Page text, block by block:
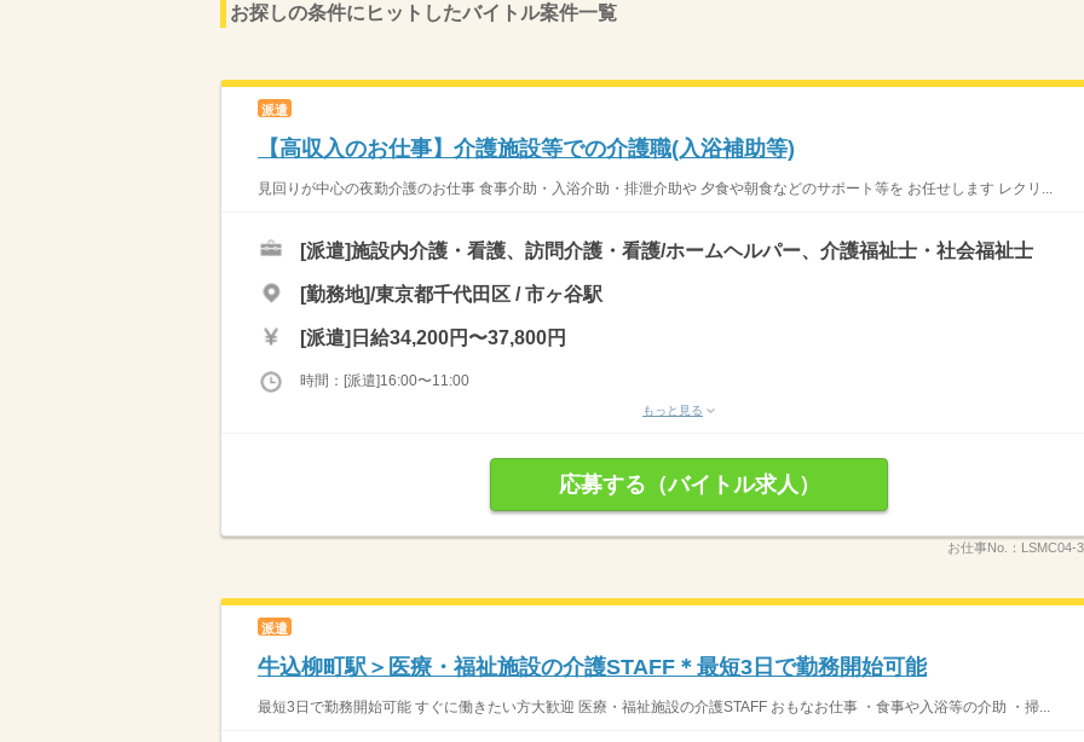
お探しの条件にヒットしたバイトル案件一覧
派遣
【高収入のお仕事】介護施設等での介護職(入浴補助等)
見回りが中心の夜勤介護のお仕事 食事介助・入浴介助・排泄介助や 夕食や朝食などのサポート等を お任せします レクリ...
[派遣]施設内介護・看護、訪問介護・看護/ホームヘルパー、介護福祉士・社会福祉士
[勤務地]/東京都千代田区 / 市ヶ谷駅
[派遣] 日給34,200円〜37,800円
時間：[派遣]16:00〜11:00
もっと見る
応募する（バイトル求人）
お仕事No.： LSMC04-
派遣
牛込柳町駅＞医療・福祉施設の介護STAFF＊最短3日で勤務開始可能
最短3日で勤務開始可能 すぐに働きたい方大歓迎 医療・福祉施設の介護STAFF おもなお仕事 ・食事や入浴等の介助 ・掃...